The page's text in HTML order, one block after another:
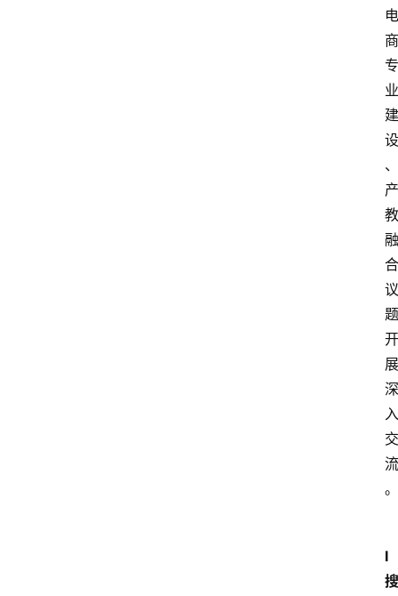
电
商
专
业
建
设
、
产
教
融
合
议
题
开
展
深
入
交
流
。
I
搜